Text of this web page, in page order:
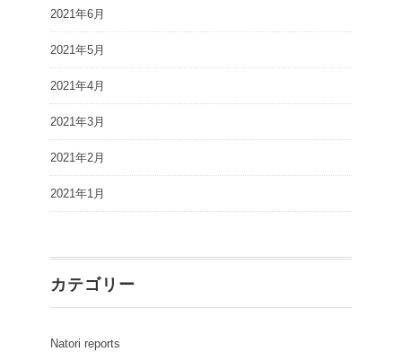
2021年6月
2021年5月
2021年4月
2021年3月
2021年2月
2021年1月
カテゴリー
Natori reports